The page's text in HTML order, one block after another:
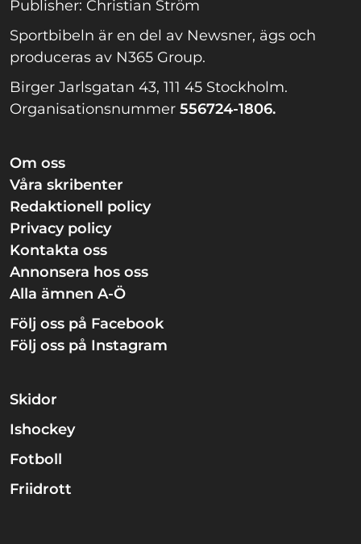
Publisher: Christian Ström
Sportbibeln är en del av Newsner, ägs och
produceras av N365 Group.
Birger Jarlsgatan 43, 111 45 Stockholm.
Organisationsnummer 556724-1806.
Om oss
Våra skribenter
Redaktionell policy
Privacy policy
Kontakta oss
Annonsera hos oss
Alla ämnen A-Ö
Följ oss på Facebook
Följ oss på Instagram
Skidor
Ishockey
Fotboll
Friidrott